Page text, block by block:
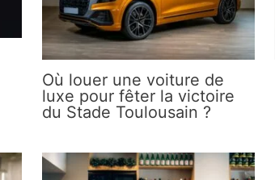
Où louer une voiture de
luxe pour fêter la victoire
du Stade Toulousain ?